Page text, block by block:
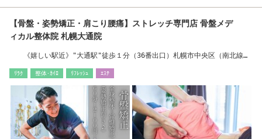
【骨盤・姿勢矯正・肩こり腰痛】ストレッチ専門店 骨盤メデ
ィカル整体院 札幌大通院
《嬉しい駅近》"大通駅"徒歩１分（36番出口）札幌市中央区（南北線・
ﾘﾗｸ 整体･ｶｲﾛ ﾘﾌﾚｯｼｭ ｴｽﾃ